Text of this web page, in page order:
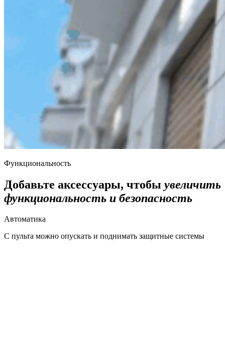
Функциональность
Добавьте аксессуары, чтобы увеличить
функциональность и безопасность
Автоматика
С пульта можно опускать и поднимать защитные системы